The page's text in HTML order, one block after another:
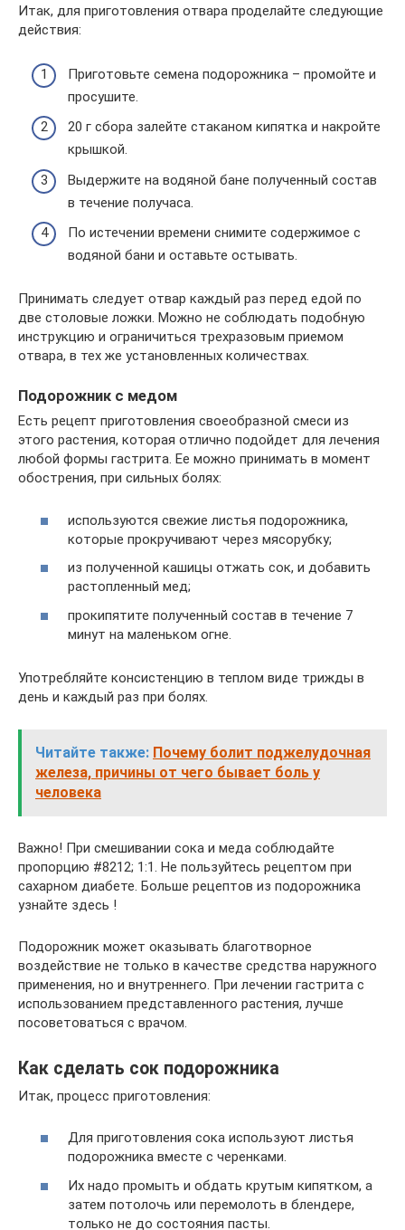
Итак, для приготовления отвара проделайте следующие
действия:
Приготовьте семена подорожника – промойте и
просушите.
20 г сбора залейте стаканом кипятка и накройте
крышкой.
Выдержите на водяной бане полученный состав
в течение получаса.
По истечении времени снимите содержимое с
водяной бани и оставьте остывать.
Принимать следует отвар каждый раз перед едой по
две столовые ложки. Можно не соблюдать подобную
инструкцию и ограничиться трехразовым приемом
отвара, в тех же установленных количествах.
Подорожник с медом
Есть рецепт приготовления своеобразной смеси из
этого растения, которая отлично подойдет для лечения
любой формы гастрита. Ее можно принимать в момент
обострения, при сильных болях:
используются свежие листья подорожника,
которые прокручивают через мясорубку;
из полученной кашицы отжать сок, и добавить
растопленный мед;
прокипятите полученный состав в течение 7
минут на маленьком огне.
Употребляйте консистенцию в теплом виде трижды в
день и каждый раз при болях.
Читайте также: Почему болит поджелудочная
железа, причины от чего бывает боль у
человека
Важно! При смешивании сока и меда соблюдайте
пропорцию #8212; 1:1. Не пользуйтесь рецептом при
сахарном диабете. Больше рецептов из подорожника
узнайте здесь !
Подорожник может оказывать благотворное
воздействие не только в качестве средства наружного
применения, но и внутреннего. При лечении гастрита с
использованием представленного растения, лучше
посоветоваться с врачом.
Как сделать сок подорожника
Итак, процесс приготовления:
Для приготовления сока используют листья
подорожника вместе с черенками.
Их надо промыть и обдать крутым кипятком, а
затем потолочь или перемолоть в блендере,
только не до состояния пасты.